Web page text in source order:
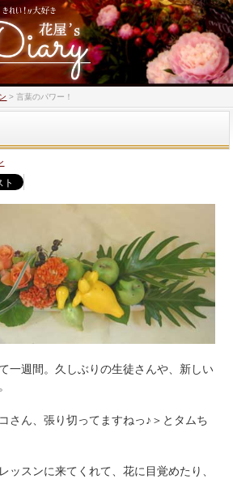
>言葉のパワー！
一週間。久しぶりの生徒さんや、新しい
さん、張り切ってますねっ♪＞とタムち
ッスンに来てくれて、花に目覚めたり、